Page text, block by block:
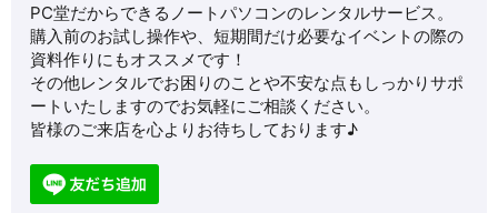
PC堂だからできるノートパソコンのレンタルサービス。
購入前のお試し操作や、短期間だけ必要なイベントの際の
資料作りにもオススメです！
その他レンタルでお困りのことや不安な点もしっかりサポ
ートいたしますのでお気軽にご相談ください。
皆様のご来店を心よりお待ちしております♪